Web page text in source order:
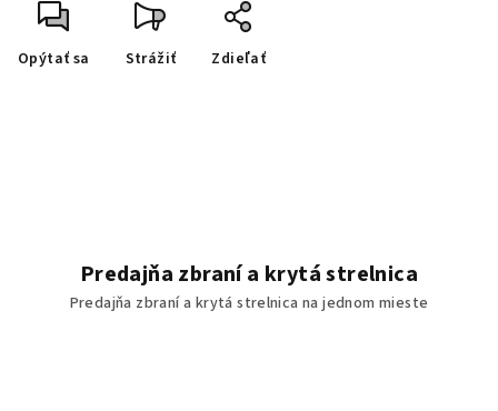
Opýtať sa Strážiť Zdieľať
Predajňa zbraní a krytá strelnica
Predajňa zbraní a krytá strelnica na jednom mieste